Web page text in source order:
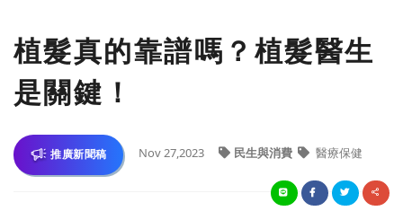
植髮真的靠譜嗎？植髮醫生
是關鍵！
推廣新聞稿 Nov 27,2023 民生與消費 醫療保健